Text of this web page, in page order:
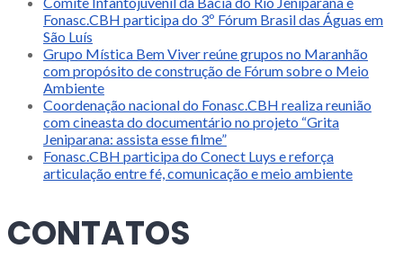
Fonasc.CBH participa do 3º Fórum Brasil das Águas em
São Luís
Grupo Mística Bem Viver reúne grupos no Maranhão
com propósito de construção de Fórum sobre o Meio
Ambiente
Coordenação nacional do Fonasc.CBH realiza reunião
com cineasta do documentário no projeto “Grita
Jeniparana: assista esse filme”
Fonasc.CBH participa do Conect Luys e reforça
articulação entre fé, comunicação e meio ambiente
CONTATOS